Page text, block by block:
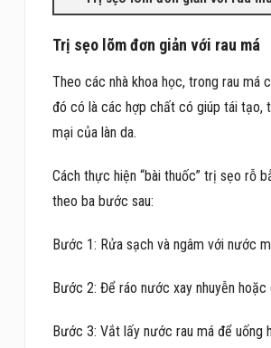
Trị sẹo lõm đơn giản với rau má
Theo các nhà khoa học, trong rau
đó có là các hợp chất có giúp tái tạo,
mại của làn da.
Cách thực hiện “bài thuốc” trị sẹo rỗ
theo ba bước sau:
Bước 1: Rửa sạch và ngâm với nước
Bước 2: Để ráo nước xay nhuyễn hoặc
Bước 3: Vắt lấy nước rau má để uống